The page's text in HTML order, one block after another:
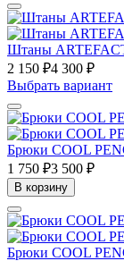
Штаны
2 150 ₽4 300 ₽
Выбрать вариант
Брюки COOL
1 750 ₽3 500 ₽
В корзину
Брюки COOL